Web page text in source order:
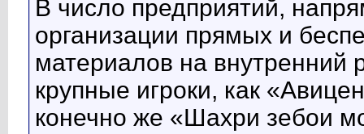
В число предприятий,
организации прямых и
материалов на внутренний
крупные игроки, как
конечно же «Шахри зебои